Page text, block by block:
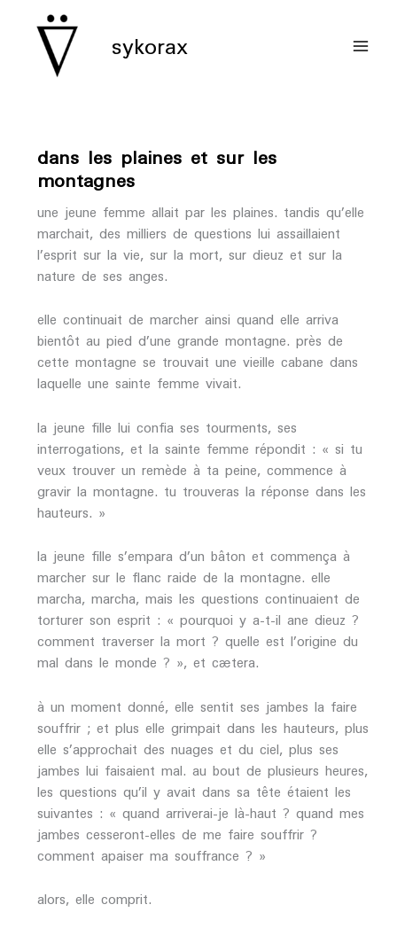
contenu sykorax
dans les plaines et sur les
montagnes
une jeune femme allait par les plaines. tandis qu’elle
marchait, des milliers de questions lui assaillaient
l’esprit sur la vie, sur la mort, sur dieuz et sur la
nature de ses anges.
elle continuait de marcher ainsi quand elle arriva
bientôt au pied d’une grande montagne. près de
cette montagne se trouvait une vieille cabane dans
laquelle une sainte femme vivait.
la jeune fille lui confia ses tourments, ses
interrogations, et la sainte femme répondit : « si tu
veux trouver un remède à ta peine, commence à
gravir la montagne. tu trouveras la réponse dans les
hauteurs. »
la jeune fille s’empara d’un bâton et commença à
marcher sur le flanc raide de la montagne. elle
marcha, marcha, mais les questions continuaient de
torturer son esprit : « pourquoi y a-t-il ane dieuz ?
comment traverser la mort ? quelle est l’origine du
mal dans le monde ? », et cætera.
à un moment donné, elle sentit ses jambes la faire
souffrir ; et plus elle grimpait dans les hauteurs, plus
elle s’approchait des nuages et du ciel, plus ses
jambes lui faisaient mal. au bout de plusieurs heures,
les questions qu’il y avait dans sa tête étaient les
suivantes : « quand arriverai-je là-haut ? quand mes
jambes cesseront-elles de me faire souffrir ?
comment apaiser ma souffrance ? »
alors, elle comprit.